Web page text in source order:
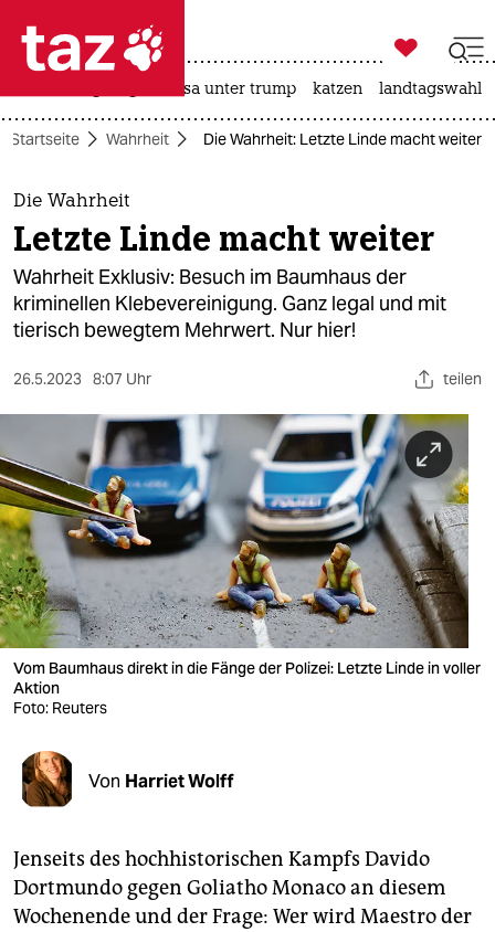
 taz zahl ich
taz zahl ich
themen
politik
öko
gesellschaft
berlin
nord
wahrheit
verlag
verlag
shop
unterstützen
abo

taz zahl ich
usa unter trump katzen landtagswahl
Startseite Wahrheit Die Wahrheit: Letzte Linde macht weiter
Die Wahrheit
Letzte Linde macht weiter
Wahrheit Exklusiv: Besuch im Baumhaus der
kriminellen Klebevereinigung. Ganz legal und mit
tierisch bewegtem Mehrwert. Nur hier!
26.5.2023 8:07 Uhr teilen
Vom Baumhaus direkt in die Fänge der Polizei: Letzte Linde in voller
Aktion
Foto: Reuters
Von Harriet Wolff
Jenseits des hochhistorischen Kampfs Davido
Dortmundo gegen Goliatho Monaco an diesem
Wochenende und der Frage: Wer wird Maestro der